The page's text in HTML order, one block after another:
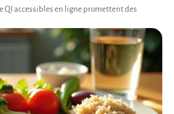
QI accessibles en ligne promettent des